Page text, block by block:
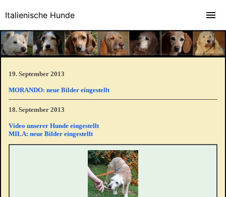
19. September 2013
MORANDO: neue Bilder eingestellt
18. September 2013
Video unserer Hunde eingestellt
MILA: neue Bilder eingestellt
Italienische Hunde